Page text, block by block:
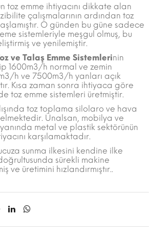
toz emme ihtiyacını dikkate alan
çalışmalarının ardından toz
O günden bu güne sadece
sistemleriyle meşgul olmuş, bu
ve yenilemiştir.
ve Talaş Emme Sistemlerinin
1600m3/h normal ve zemin
h ve 7500m3/h yanları açık
Kısa zaman sonra ihtiyaca göre
toz emme sistemleri üretmiştir.
toz toplama silolaro ve hava
Ünalsan, mobilya ve
metal ve plastik sektörünün
karşılamaktadır.
sunma ilkesini kendine ilke
sürekli makine
ve üretimini hızlandırmıştır..